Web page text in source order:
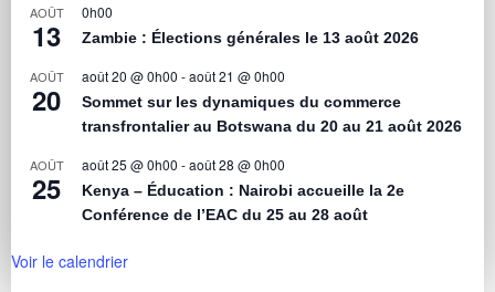
AOÛT
13
0h00
Zambie : Élections générales le 13 août 2026
AOÛT
20
août 20 @ 0h00 -août 21 @ 0h00
Sommet sur les dynamiques du commerce
transfrontalier au Botswana du 20 au 21 août 2026
AOÛT
25
août 25 @ 0h00 -août 28 @ 0h00
Kenya – Éducation : Nairobi accueille la 2e
Conférence de l’EAC du 25 au 28 août
Voir le calendrier